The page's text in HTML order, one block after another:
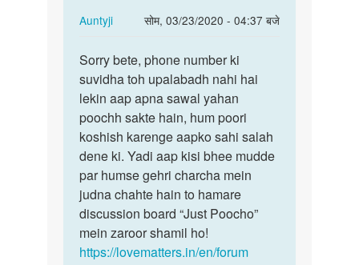
Auntyji
सोम, 03/23/2020 - 04:37 बजे
In
to
aapka
phone
number
do
by
play
boy
Sorry
bete,
phone
number
ki…
Sorry bete, phone number ki
suvidha toh upalabadh nahi hai
lekin aap apna sawal yahan
poochh sakte hain, hum poori
koshish karenge aapko sahi salah
dene ki. Yadi aap kisi bhee mudde
par humse gehri charcha mein
judna chahte hain to hamare
discussion board “Just Poocho”
mein zaroor shamil ho!
https://lovematters.in/en/forum